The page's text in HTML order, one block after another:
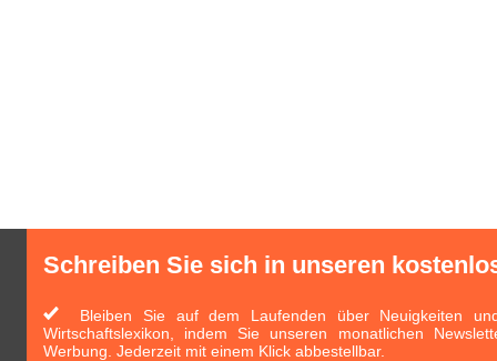
Schreiben Sie sich in unseren
Bleiben Sie auf dem Laufenden über Neuigkeiten
Wirtschaftslexikon, indem Sie unseren monatlichen
Werbung. Jederzeit mit einem Klick abbestellbar.